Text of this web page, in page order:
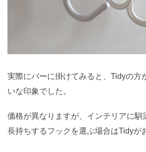
実際にバーに掛けてみると、Tidyの方
いな印象でした。
価格が異なりますが、インテリアに馴
長持ちするフックを選ぶ場合はTidyが